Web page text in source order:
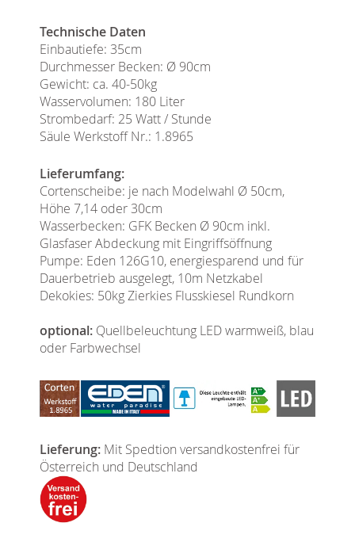
Technische Daten
Einbautiefe: 35cm
Durchmesser Becken: Ø 90cm
Gewicht: ca. 40-50kg
Wasservolumen: 180 Liter
Strombedarf: 25 Watt / Stunde
Säule Werkstoff Nr.: 1.8965
Lieferumfang:
Cortenscheibe: je nach Modelwahl Ø 50cm,
Höhe 7,14 oder 30cm
Wasserbecken: GFK Becken Ø 90cm inkl.
Glasfaser Abdeckung mit Eingriffsöffnung
Pumpe: Eden 126G10, energiesparend und für
Dauerbetrieb ausgelegt, 10m Netzkabel
Dekokies: 50kg Zierkies Flusskiesel Rundkorn
optional: Quellbeleuchtung LED warmweiß, blau
oder Farbwechsel
Lieferung: Mit Spedtion versandkostenfrei für
Österreich und Deutschland